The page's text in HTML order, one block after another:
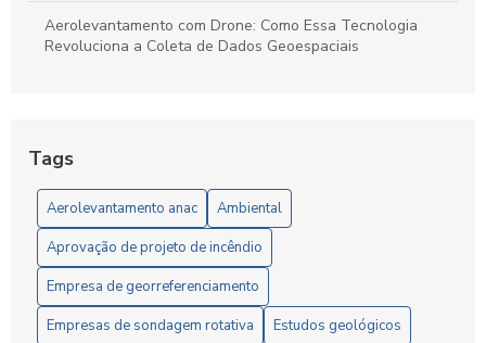
Aerolevantamento com Drone: Como Essa Tecnologia
Revoluciona a Coleta de Dados Geoespaciais
levantamentos
Aerolevantamento com Drone: Vantagens e Aplicações
Aerolevantamento com Drones: Inovação na Gestão
Eficiente de Terras e Recursos Naturais
Aerolevantamento e Regulamentação da ANAC: Guia
Tags
Aerolevantamento anac
Ambiental
Aprovação de projeto de incêndio
Empresa de georreferenciamento
Empresas de sondagem rotativa
Estudos geológicos